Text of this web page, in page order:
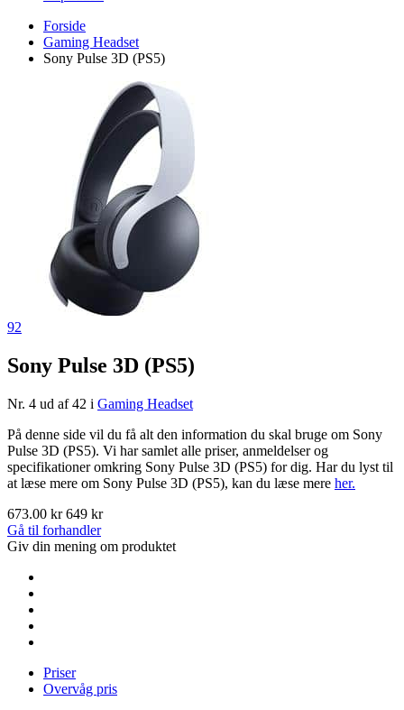
Forside
Gaming Headset
Sony Pulse 3D (PS5)
92
Sony Pulse 3D (PS5)
Nr. 4 ud af 42 i Gaming Headset
På denne side vil du få alt den information du skal bruge om Sony
Pulse 3D (PS5). Vi har samlet alle priser, anmeldelser og
specifikationer omkring Sony Pulse 3D (PS5) for dig. Har du lyst til
at læse mere om Sony Pulse 3D (PS5), kan du læse mere her.
673.00 kr 649 kr
Gå til forhandler
Giv din mening om produktet
Priser
Overvåg pris